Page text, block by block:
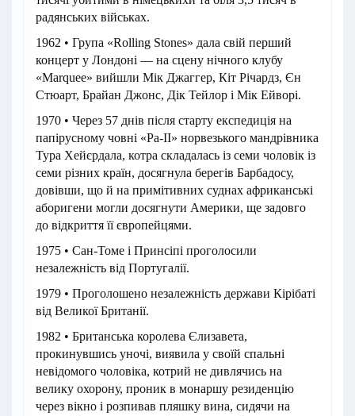
радянських військах.
1962 • Група «Rolling Stones» дала свій перший
концерт у Лондоні — на сцену нічного клубу
«Marquee» вийшли Мік Джаггер, Кіт Річардз, Єн
Стюарт, Брайан Джонс, Дік Тейлор і Мік Ейворі.
1970 • Через 57 днів після старту експедиція на
папірусному човні «Ра-II» норвезького мандрівника
Тура Хейєрдала, котра складалась із семи чоловік із
семи різних країн, досягнула берегів Барбадосу,
довівши, що й на примітивних суднах африканські
аборигени могли досягнути Америки, ще задовго
до відкриття її європейцями.
1975 • Сан-Томе і Принсіпі проголосили
незалежність від Португалії.
1979 • Проголошено незалежність держави Кірібаті
від Великої Британії.
1982 • Британська королева Єлизавета,
прокинувшись уночі, виявила у своїй спальні
невідомого чоловіка, котрий не дивлячись на
велику охорону, проник в монаршу резиденцію
через вікно і розпивав пляшку вина, сидячи на